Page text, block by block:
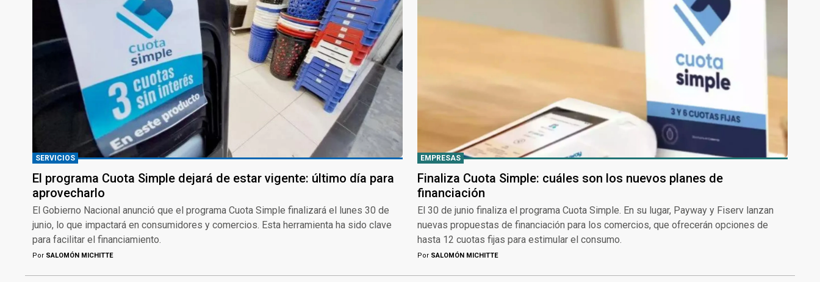
SERVICIOS
El programa Cuota Simple dejará de estar vigente: último día para
aprovecharlo
El Gobierno Nacional anunció que el programa Cuota Simple finalizará el lunes 30 de
junio, lo que impactará en consumidores y comercios. Esta herramienta ha sido clave
para facilitar el financiamiento.
Por SALOMÓN MICHITTE
EMPRESAS
Finaliza Cuota Simple: cuáles son los nuevos planes de
financiación
El 30 de junio finaliza el programa Cuota Simple. En su lugar, Payway y Fiserv lanzan
nuevas propuestas de financiación para los comercios, que ofrecerán opciones de
hasta 12 cuotas fijas para estimular el consumo.
Por SALOMÓN MICHITTE